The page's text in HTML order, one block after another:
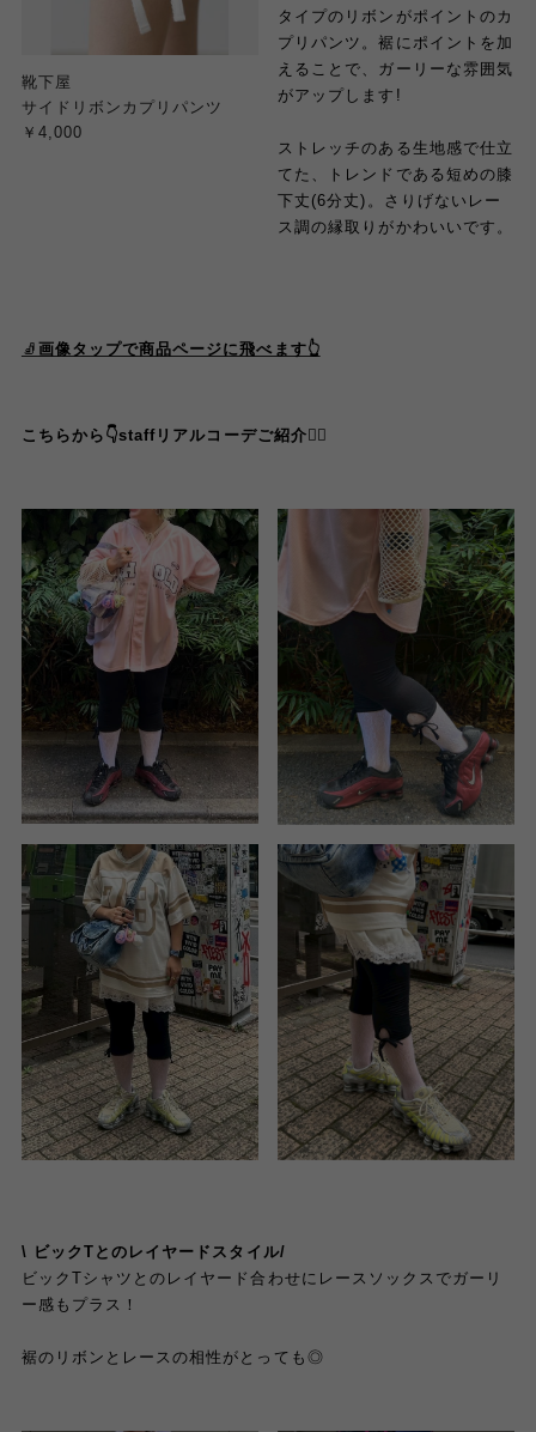
靴下屋
サイドリボンカプリパンツ
￥4,000
タイプのリボンがポイントのカ
プリパンツ。裾にポイントを加
えることで、ガーリーな雰囲気
がアップします!
ストレッチのある生地感で仕立
てた、トレンドである短めの膝
下丈(6分丈)。さりげないレー
ス調の縁取りがかわいいです。
🧦 画像タップで商品ページに飛べます👆
こちらから👇staffリアルコーデご紹介💁‍♀️
\ ビックTとのレイヤードスタイル/
ビックTシャツとのレイヤード合わせにレースソックスでガーリ
ー感もプラス！
裾のリボンとレースの相性がとっても◎